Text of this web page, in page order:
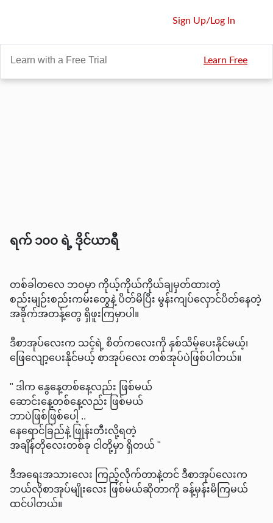
Sign Up/Log In
Learn with a Free Trial
Learn Free
ရက် ၁၀၀ ရဲ့ ဒိုင်ယာရီ
တစ်ခါတလေ ဘဝမှာ ကိုယ့်ကိုယ်ကိုယ်ချမှတ်ထားတဲ့
စည်းမျဉ်းစည်းကမ်းတွေနဲ့ ပိတ်မိပြီး မွန်းကျပ်လှောင်ပိတ်နေတဲ့
အခိုက်အတန့်တွေ ရှိဖူးကြမှာပါ။
ဒီစာအုပ်လေးက သင့်ရဲ့ စိတ်ကလေးကို နှစ်သိမ့်ပေးနိုင်မယ့်၊
ဖြေလျော့ပေးနိုင်မယ့် စာအုပ်လေး တစ်အုပ်ပဲဖြစ်ပါတယ်။
" ဒါက နွေနေ့တစ်နေ့လည်း ဖြစ်မယ်
ဆောင်းနေ့တစ်နေ့လည်း ဖြစ်မယ်
ဘာပဲဖြစ်ဖြစ်ပေါ့ ..
နေရောင်ခြည်နဲ့ ဖြုန်းတီးလို့ရတဲ့
အချိန်တိုလေးတစ်ခု ငါတို့မှာ ရှိတယ် "
ဒီအရေးအသားလေး ကြည့်လိုက်တာနဲ့တင် ဒီစာအုပ်လေးက
ဘယ်လိုစာအုပ်မျိုးလေး ဖြစ်မယ်ဆိုတာကို ခန့်မှန်းမိကြမယ်
ထင်ပါတယ်။